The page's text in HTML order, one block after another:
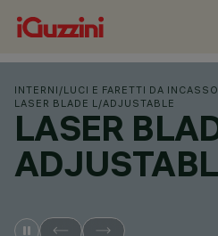
INTERNI /LUCI E FARETTI DA
LASER BLADE L/ADJUSTABLE
LASER